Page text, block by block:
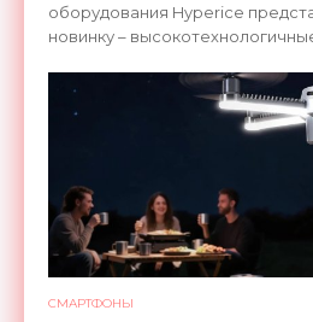
оборудования Hyperice
новинку –
СМАРТФОНЫ